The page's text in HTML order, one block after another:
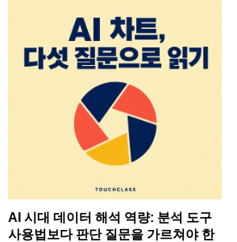
AI 시대 데이터 해석 역량: 분석 도구
사용법보다 판단 질문을 가르쳐야 한